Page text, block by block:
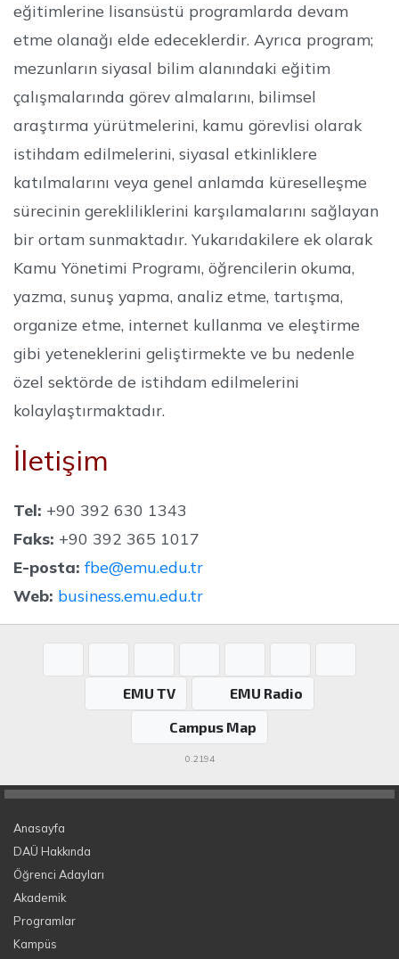
eğitimlerine lisansüstü programlarda devam
etme olanağı elde edeceklerdir. Ayrıca program;
mezunların siyasal bilim alanındaki eğitim
çalışmalarında görev almalarını, bilimsel
araştırma yürütmelerini, kamu görevlisi olarak
istihdam edilmelerini, siyasal etkinliklere
katılmalarını veya genel anlamda küreselleşme
sürecinin gerekliliklerini karşılamalarını sağlayan
bir ortam sunmaktadır. Yukarıdakilere ek olarak
Kamu Yönetimi Programı, öğrencilerin okuma,
yazma, sunuş yapma, analiz etme, tartışma,
organize etme, internet kullanma ve eleştirme
gibi yeteneklerini geliştirmekte ve bu nedenle
özel sektörde de istihdam edilmelerini
kolaylaştırmaktadır.
İletişim
Tel: +90 392 630 1343
Faks: +90 392 365 1017
E-posta: fbe@emu.edu.tr
Web: business.emu.edu.tr
EMU TV
EMU Radio
Campus Map
0.2194
Anasayfa
DAÜ Hakkında
Öğrenci Adayları
Akademik
Programlar
Kampüs